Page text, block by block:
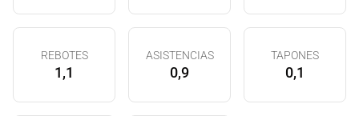
REBOTES
1,1
ASISTENCIAS
0,9
TAPONES
0,1